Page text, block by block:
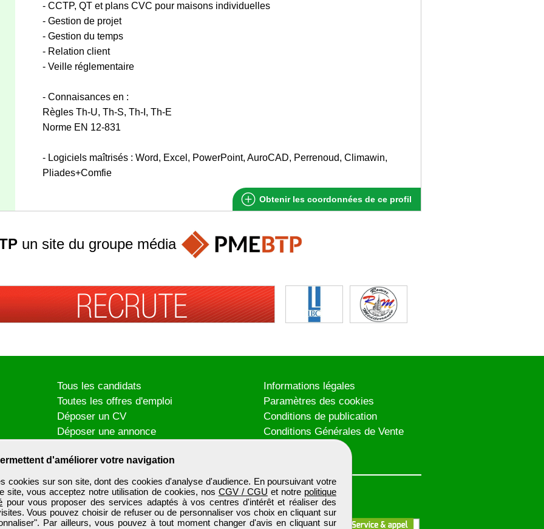
- CCTP, QT et plans CVC pour maisons individuelles
- Gestion de projet
- Gestion du temps
- Relation client
- Veille réglementaire
- Connaisances en :
Règles Th-U, Th-S, Th-I, Th-E
Norme EN 12-831
- Logiciels maîtrisés : Word, Excel, PowerPoint, AuroCAD, Perrenoud, Climawin,
Pliades+Comfie
Obtenir les coordonnées de ce profil
d'améliorer votre navigation
cookies sur son site, dont des cookies d'analyse d'audience. En poursuivant votre
site, vous acceptez notre utilisation de cookies, nos CGV / CGU et notre politique
pour vous proposer des services adaptés à vos centres d'intérêt et réaliser des
Vous pouvez choisir de refuser ou de personnaliser vos choix en cliquant sur
Par ailleurs, vous pouvez à tout moment changer d'avis en cliquant sur
un site du groupe média
Tous les candidats
Toutes les offres d'emploi
Déposer un CV
Déposer une annonce
Informations légales
Paramètres des cookies
Conditions de publication
Conditions Générales de Vente